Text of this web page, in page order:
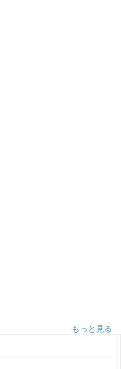
もっと見る